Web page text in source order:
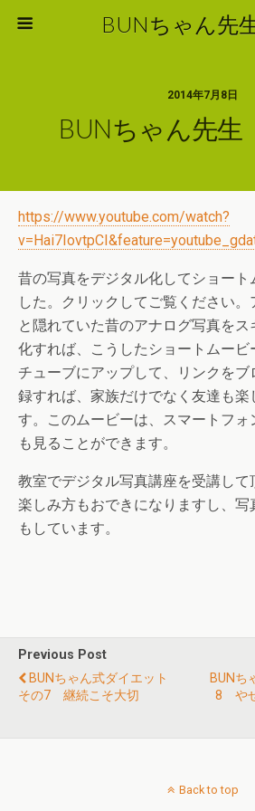
BUNちゃん先
2014年7月8日
BUNちゃん先
https://www.youtube.com/watch?
昔の写真をデジタル化してショート
した。クリックしてご覧ください。
と隠れていた昔のアナログ写真を
化すれば、こうしたショートムービ
チューブにアップして、リンクをブ
録すれば、家族だけでなく友達も楽
す。このムービーは、スマートフ
も見ることができます。
教室でデジタル写真講座を受講して
楽しみ方もおできになりますし、
もしています。
Previous Post
BUNちゃん式ダイエット
その7 継続こそ大切
BUN
8 や
Back to top